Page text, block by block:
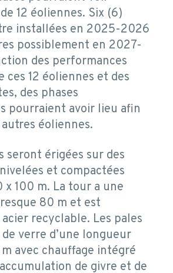
12 éoliennes. Six (6)
installées en 2025-2026
possiblement en 2027-
des performances
ces 12 éoliennes et des
des phases
pourraient avoir lieu afin
éoliennes.
seront érigées sur des
et compactées
x 100 m. La tour a une
80 m et est
recyclable. Les pales
verre d’une longueur
avec chauffage intégré
de givre et de